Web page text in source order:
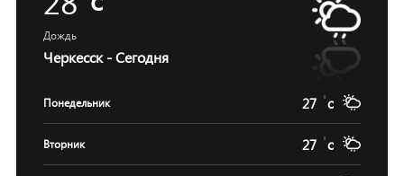
Дождь
Черкесск - Сегодня
Понедельник 27 c
Вторник 27 c